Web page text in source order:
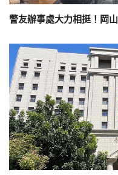
警友辦事處大力相挺！岡